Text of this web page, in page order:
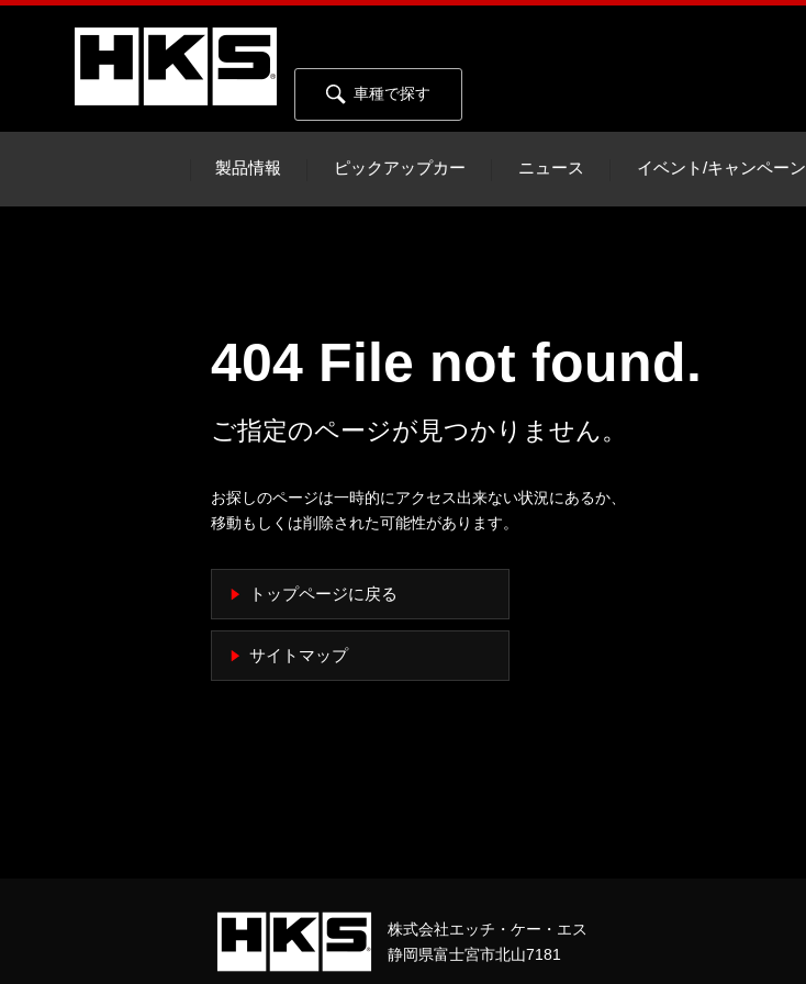
車種で探す
製品情報 ピックアップカー ニュース イベント/キャンペーン
404 File not found.
ご指定のページが見つかりません。
お探しのページは一時的にアクセス出来ない状況にあるか、
移動もしくは削除された可能性があります。
トップページに戻る
サイトマップ
株式会社エッチ・ケー・エス
静岡県富士宮市北山7181